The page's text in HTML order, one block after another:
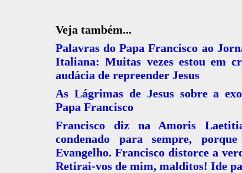
Veja também...
Palavras do Papa Francisco ao
Italiana: Muitas vezes estou em
audácia de repreender Jesus
As Lágrimas de Jesus sobre a
Papa Francisco
Francisco diz na Amoris
condenado para sempre,
Evangelho. Francisco distorce a
Retirai-vos de mim, malditos! Ide